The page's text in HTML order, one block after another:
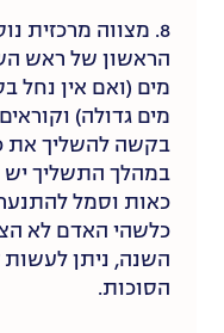
8. מצווה מרכזית
הראשון של ראש
מים (ואם אין נחל
מים גדולה)
בקשה להשליך את
במהלך התשליך יש
כאות וסמל
כלשהי האדם לא
השנה, ניתן
הסוכות.